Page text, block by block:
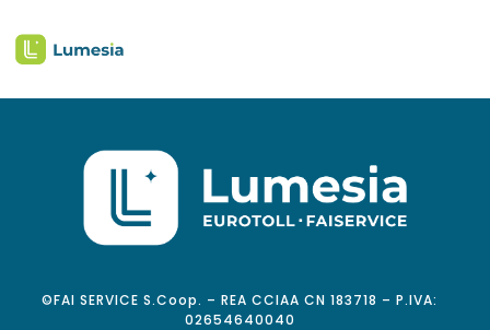
©FAI SERVICE S.Coop. – REA CCIAA CN 183718 – P.IVA:
02654640040